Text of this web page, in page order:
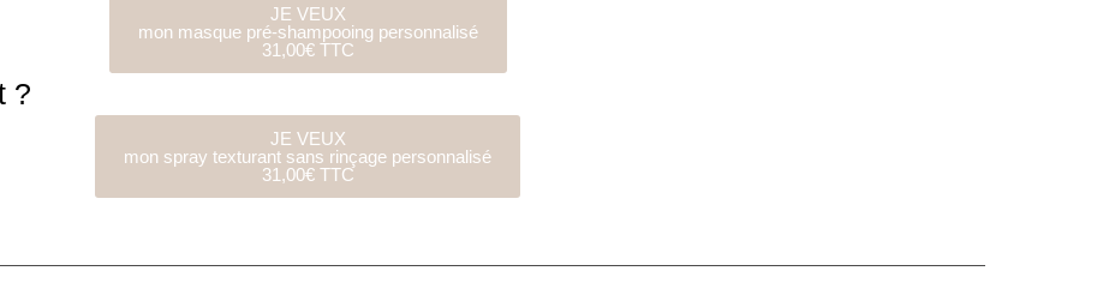
JE VEUX
mon masque pré-shampooing personnalisé
31,00€ TTC
?
JE VEUX
mon spray texturant sans rinçage personnalisé
31,00€ TTC